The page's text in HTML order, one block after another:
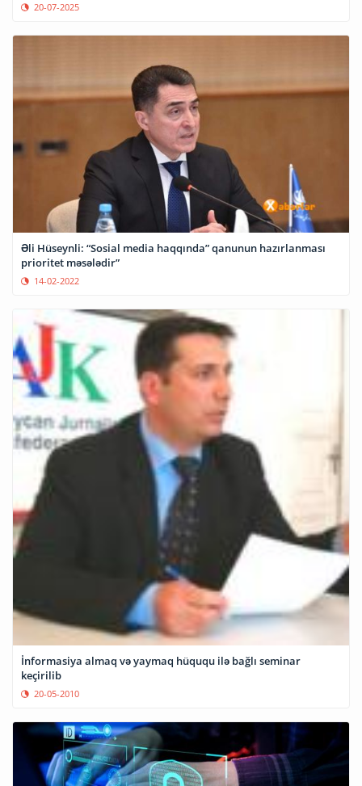
20-07-2025
Əli Hüseynli: “Sosial media haqqında” qanunun hazırlanması
prioritet məsələdir”
14-02-2022
İnformasiya almaq və yaymaq hüququ ilə bağlı seminar
keçirilib
20-05-2010